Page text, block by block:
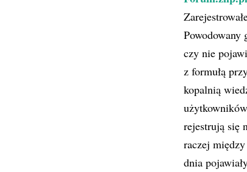
Powodowany
czy nie
z formułą
kopalnią
rejestrują się
raczej
dnia